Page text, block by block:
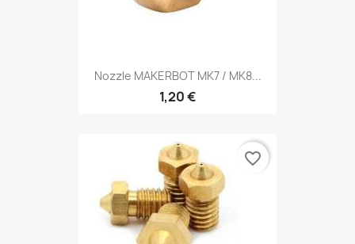
Nozzle MAKERBOT MK7 / MK8...
1,20 €
favorite_border